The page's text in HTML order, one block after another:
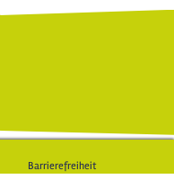
Barrierefreiheit